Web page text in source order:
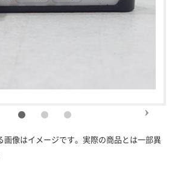
画像はイメージです。実際の商品とは一部異